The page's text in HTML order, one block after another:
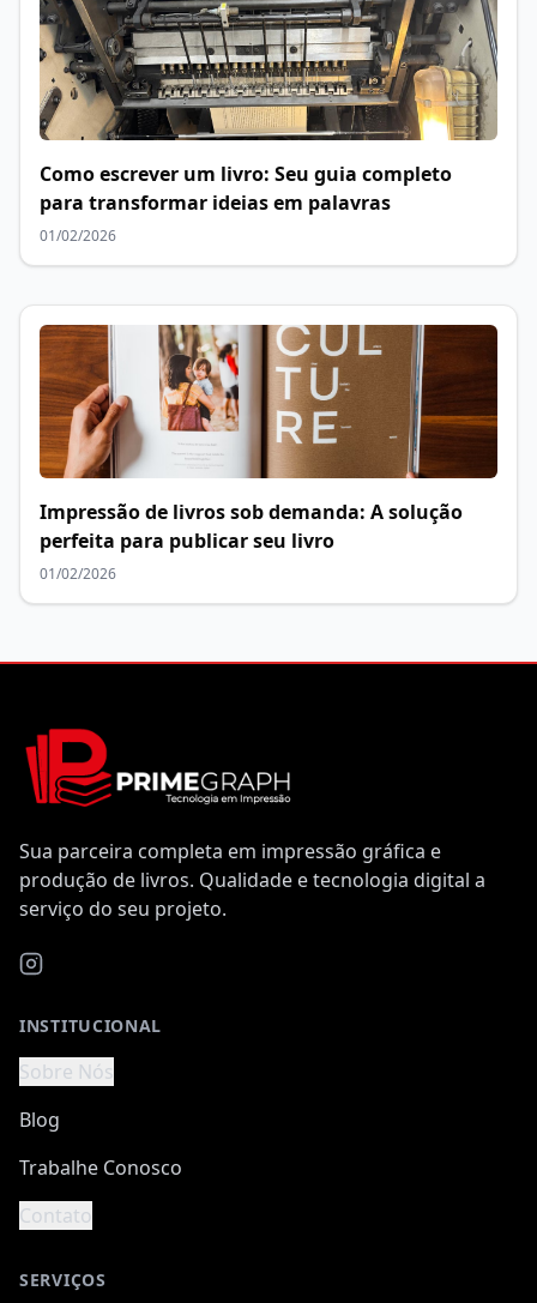
Como escrever um livro: Seu guia completo
para transformar ideias em palavras
01/02/2026
Impressão de livros sob demanda: A solução
perfeita para publicar seu livro
01/02/2026
Sua parceira completa em impressão gráfica e
produção de livros. Qualidade e tecnologia digital a
serviço do seu projeto.
INSTITUCIONAL
Sobre Nós
Blog
Trabalhe Conosco
Contato
SERVIÇOS